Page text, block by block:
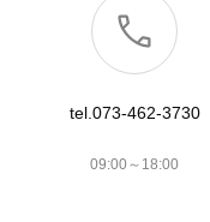
tel.073-462-3730
09:00～18:00